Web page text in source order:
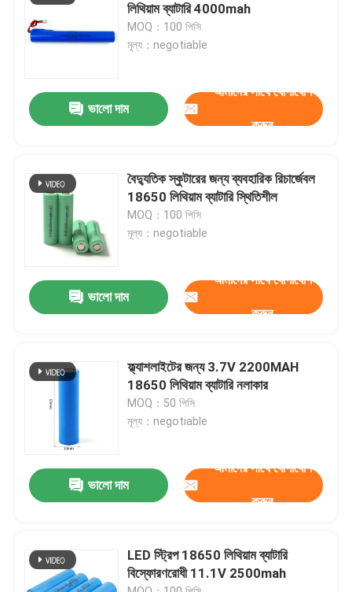
পণ্য
ভিডিও
আমাদের সম্পর্কে
মান নিয়ন্ত্রণ
খবর
সোলার পোর্টেবল পাওয়ার স্টেশন
লিথিয়াম ব্যাটারি 4000mah
MOQ：100 পিসি
মূল্য：negotiable
ভালো দাম
আমাদের সাথে যোগাযোগ
করুন
বৈদ্যুতিক স্কুটারের জন্য ব্যবহারিক রিচার্জেবল
18650 লিথিয়াম ব্যাটারি স্থিতিশীল
MOQ：100 পিসি
মূল্য：negotiable
ভালো দাম
আমাদের সাথে যোগাযোগ
করুন
ফ্ল্যাশলাইটের জন্য 3.7V 2200MAH
18650 লিথিয়াম ব্যাটারি নলাকার
MOQ：50 পিসি
মূল্য：negotiable
ভালো দাম
আমাদের সাথে যোগাযোগ
করুন
LED স্ট্রিপ 18650 লিথিয়াম ব্যাটারি
বিস্ফোরণরোধী 11.1V 2500mah